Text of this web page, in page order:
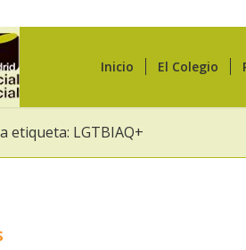
Inicio El Colegio
etiqueta: LGTBIAQ+